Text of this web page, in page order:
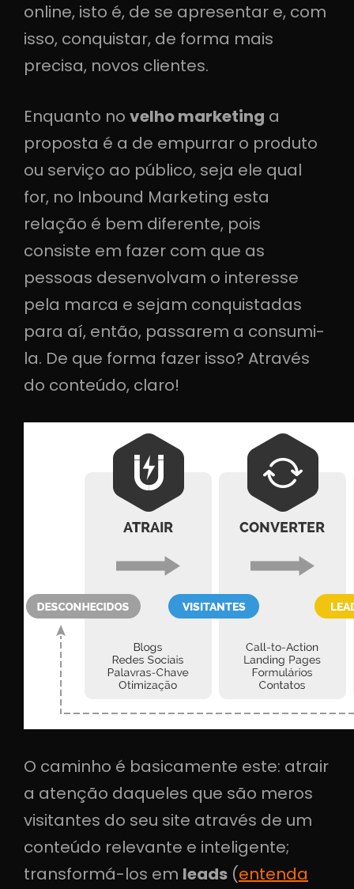
online, isto é, de se apresentar e, com
isso, conquistar, de forma mais
precisa, novos clientes.
Enquanto no velho marketing a
proposta é a de empurrar o produto
ou serviço ao público, seja ele qual
for, no Inbound Marketing esta
relação é bem diferente, pois
consiste em fazer com que as
pessoas desenvolvam o interesse
pela marca e sejam conquistadas
para aí, então, passarem a consumi-
la. De que forma fazer isso? Através
do conteúdo, claro!
O caminho é basicamente este: atrair
a atenção daqueles que são meros
visitantes do seu site através de um
conteúdo relevante e inteligente;
transformá-los em leads (entenda